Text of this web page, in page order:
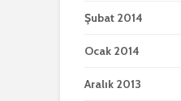
Şubat 2014
Ocak 2014
Aralık 2013